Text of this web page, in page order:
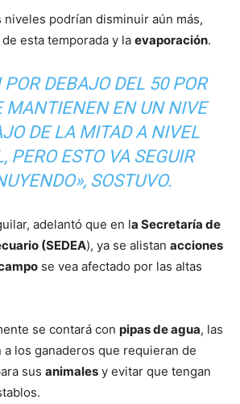
niveles podrían disminuir aún más,
de esta temporada y la evaporación.
POR DEBAJO DEL 50 POR
MANTIENEN EN UN NIVE
DE LA MITAD A NIVEL
PERO ESTO VA SEGUIR
SOSTUVO.
adelantó que en la Secretaría de
(SEDEA), ya se alistan acciones
se vea afectado por las altas
se contará con pipas de agua, las
a los ganaderos que requieran de
sus animales y evitar que tengan